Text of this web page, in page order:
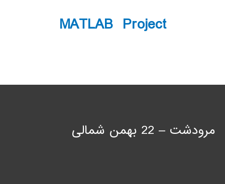
MATLAB Project
مرودشت – 22 بهمن شمالی